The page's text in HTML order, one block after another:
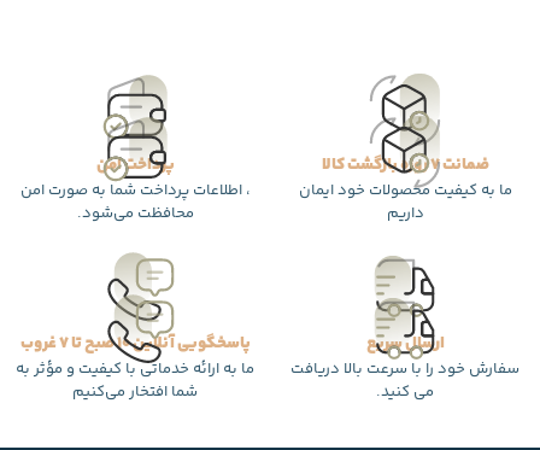
ضمانت 7 روزه بازگشت کالا
ما به کیفیت محصولات خود ایمان
داریم
پرداخت امن
، اطلاعات پرداخت شما به صورت امن
محافظت می‌شود.
ارسال سریع
سفارش خود را با سرعت بالا دریافت
می کنید.
پاسخگویی آنلاین 10 صبح تا 7 غروب
ما به ارائه خدماتی با کیفیت و مؤثر به
شما افتخار می‌کنیم